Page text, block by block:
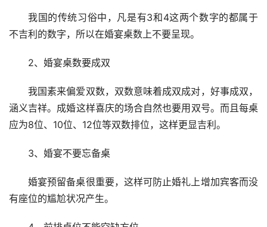
我国的传统习俗中，凡是有3和4这两个数字的都属于
不吉利的数字，所以在婚宴桌数上不要呈现。
2、婚宴桌数要成双
我国素来偏爱双数，双数意味着成双成对，好事成双，
涵义吉祥。成婚这样喜庆的场合自然也要用双号。而且每桌
应为8位、10位、12位等双数排位，这样更显吉利。
3、婚宴不要忘备桌
婚宴预留备桌很重要，这样可防止婚礼上增加宾客而没
有座位的尴尬状况产生。